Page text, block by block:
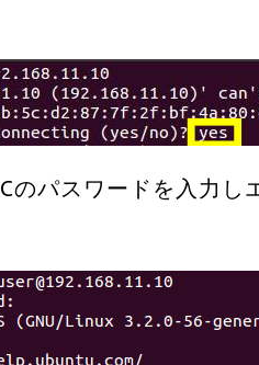
パスワードを入力し